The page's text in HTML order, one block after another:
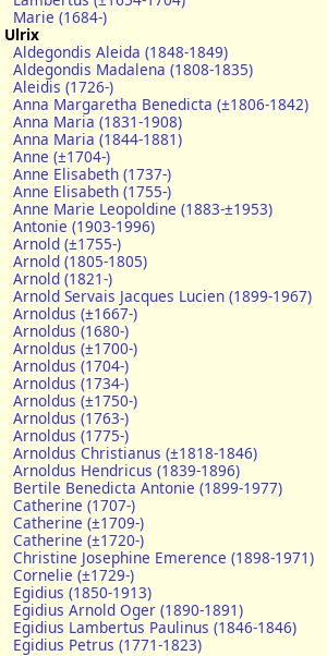
Marie (1684-)
Ulrix
Aldegondis Aleida (1848-1849)
Aldegondis Madalena (1808-1835)
Aleidis (1726-)
Anna Margaretha Benedicta (±1806-1842)
Anna Maria (1831-1908)
Anna Maria (1844-1881)
Anne (±1704-)
Anne Elisabeth (1737-)
Anne Elisabeth (1755-)
Anne Marie Leopoldine (1883-±1953)
Antonie (1903-1996)
Arnold (±1755-)
Arnold (1805-1805)
Arnold (1821-)
Arnold Servais Jacques Lucien (1899-1967)
Arnoldus (±1667-)
Arnoldus (1680-)
Arnoldus (±1700-)
Arnoldus (1704-)
Arnoldus (1734-)
Arnoldus (±1750-)
Arnoldus (1763-)
Arnoldus (1775-)
Arnoldus Christianus (±1818-1846)
Arnoldus Hendricus (1839-1896)
Bertile Benedicta Antonie (1899-1977)
Catherine (1707-)
Catherine (±1709-)
Catherine (±1720-)
Christine Josephine Emerence (1898-1971)
Cornelie (±1729-)
Egidius (1850-1913)
Egidius Arnold Oger (1890-1891)
Egidius Lambertus Paulinus (1846-1846)
Egidius Petrus (1771-1823)